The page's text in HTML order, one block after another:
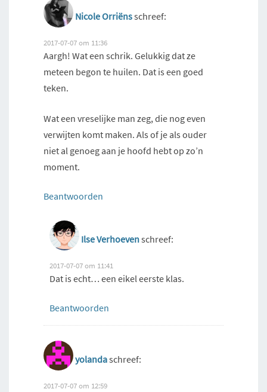
Nicole Orriënsschreef:
2017-07-07 om 11:36
Aargh! Wat een schrik. Gelukkig dat ze
meteen begon te huilen. Dat is een goed
teken.
Wat een vreselijke man zeg, die nog even
verwijten komt maken. Als of je als ouder
niet al genoeg aan je hoofd hebt op zo’n
moment.
Beantwoorden
Ilse Verhoevenschreef:
2017-07-07 om 11:41
Dat is echt… een eikel eerste klas.
Beantwoorden
yolandaschreef:
2017-07-07 om 12:59